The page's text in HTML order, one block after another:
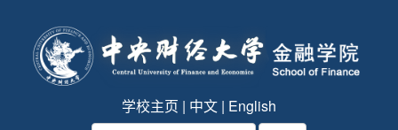
学校主页 | 中文 | English